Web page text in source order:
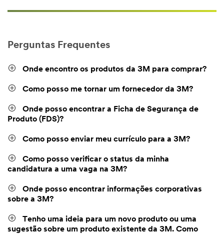
Perguntas Frequentes
Onde encontro os produtos da 3M para comprar?
Como posso me tornar um fornecedor da 3M?
Onde posso encontrar a Ficha de Segurança de
Produto (FDS)?
Como posso enviar meu currículo para a 3M?
Como posso verificar o status da minha
candidatura a uma vaga na 3M?
Onde posso encontrar informações corporativas
sobre a 3M?
Tenho uma ideia para um novo produto ou uma
sugestão sobre um produto existente da 3M. Como